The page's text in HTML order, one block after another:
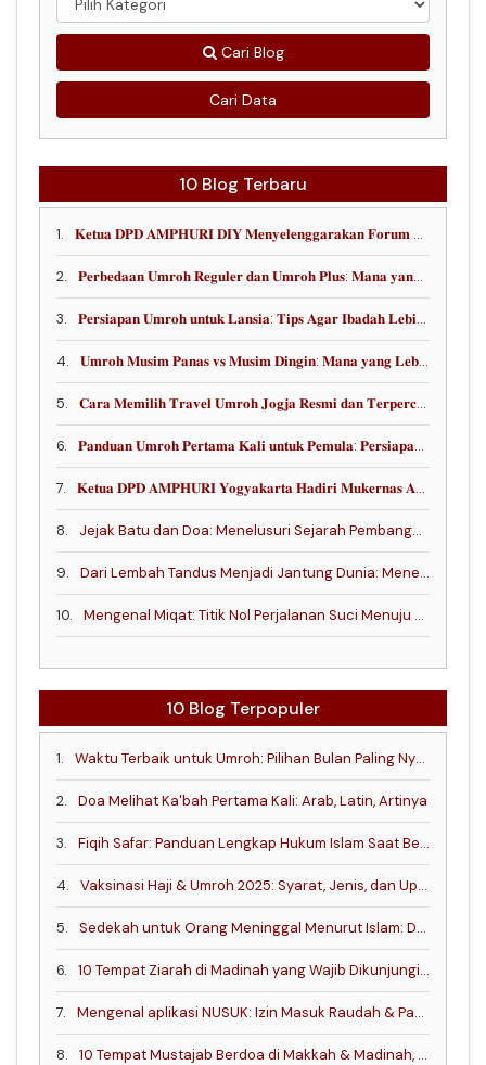
Cari Blog
Cari Data
10 Blog Terbaru
1. 𝐊𝐞𝐭𝐮𝐚 𝐃𝐏𝐃 𝐀𝐌𝐏𝐇𝐔𝐑𝐈 𝐃𝐈𝐘 𝐌𝐞𝐧𝐲𝐞𝐥𝐞𝐧𝐠𝐠𝐚𝐫𝐚𝐤𝐚𝐧 𝐅𝐨𝐫𝐮𝐦 𝐏𝐞𝐧𝐠𝐮𝐚𝐭𝐚𝐧 𝐄𝐤𝐨𝐬𝐢𝐬𝐭𝐞𝐦 𝐔𝐦𝐫𝐚𝐡, 𝐒𝐨𝐬𝐢𝐚𝐥𝐢𝐬𝐚𝐬𝐢 𝐒𝐀𝐁𝐇, 𝐝𝐚𝐧 𝐎𝐩𝐭𝐢𝐦𝐚𝐥𝐢𝐬𝐚𝐬𝐢 𝐃𝐢𝐫𝐞𝐜𝐭 𝐅𝐥𝐢𝐠𝐡𝐭 𝐋𝐢𝐨𝐧 𝐀𝐢𝐫 𝐘𝐈𝐀 - 𝐉𝐞𝐝𝐝𝐚𝐡
2. 𝐏𝐞𝐫𝐛𝐞𝐝𝐚𝐚𝐧 𝐔𝐦𝐫𝐨𝐡 𝐑𝐞𝐠𝐮𝐥𝐞𝐫 𝐝𝐚𝐧 𝐔𝐦𝐫𝐨𝐡 𝐏𝐥𝐮𝐬: 𝐌𝐚𝐧𝐚 𝐲𝐚𝐧𝐠 𝐋𝐞𝐛𝐢𝐡 𝐒𝐞𝐬𝐮𝐚𝐢 𝐮𝐧𝐭𝐮𝐤 𝐀𝐧𝐝𝐚?
3. 𝐏𝐞𝐫𝐬𝐢𝐚𝐩𝐚𝐧 𝐔𝐦𝐫𝐨𝐡 𝐮𝐧𝐭𝐮𝐤 𝐋𝐚𝐧𝐬𝐢𝐚: 𝐓𝐢𝐩𝐬 𝐀𝐠𝐚𝐫 𝐈𝐛𝐚𝐝𝐚𝐡 𝐋𝐞𝐛𝐢𝐡 𝐀𝐦𝐚𝐧, 𝐍𝐲𝐚𝐦𝐚𝐧, 𝐝𝐚𝐧 𝐊𝐡𝐮𝐬𝐲𝐮𝐤
4. 𝐔𝐦𝐫𝐨𝐡 𝐌𝐮𝐬𝐢𝐦 𝐏𝐚𝐧𝐚𝐬 𝐯𝐬 𝐌𝐮𝐬𝐢𝐦 𝐃𝐢𝐧𝐠𝐢𝐧: 𝐌𝐚𝐧𝐚 𝐲𝐚𝐧𝐠 𝐋𝐞𝐛𝐢𝐡 𝐂𝐨𝐜𝐨𝐤?
5. 𝐂𝐚𝐫𝐚 𝐌𝐞𝐦𝐢𝐥𝐢𝐡 𝐓𝐫𝐚𝐯𝐞𝐥 𝐔𝐦𝐫𝐨𝐡 𝐉𝐨𝐠𝐣𝐚 𝐑𝐞𝐬𝐦𝐢 𝐝𝐚𝐧 𝐓𝐞𝐫𝐩𝐞𝐫𝐜𝐚𝐲𝐚
6. 𝐏𝐚𝐧𝐝𝐮𝐚𝐧 𝐔𝐦𝐫𝐨𝐡 𝐏𝐞𝐫𝐭𝐚𝐦𝐚 𝐊𝐚𝐥𝐢 𝐮𝐧𝐭𝐮𝐤 𝐏𝐞𝐦𝐮𝐥𝐚: 𝐏𝐞𝐫𝐬𝐢𝐚𝐩𝐚𝐧 𝐋𝐞𝐧𝐠𝐤𝐚𝐩 𝐀𝐠𝐚𝐫 𝐈𝐛𝐚𝐝𝐚𝐡 𝐋𝐞𝐛𝐢𝐡 𝐓𝐞𝐧𝐚𝐧𝐠 𝐝𝐚𝐧 𝐊𝐡𝐮𝐬𝐲𝐮𝐤
7. 𝐊𝐞𝐭𝐮𝐚 𝐃𝐏𝐃 𝐀𝐌𝐏𝐇𝐔𝐑𝐈 𝐘𝐨𝐠𝐲𝐚𝐤𝐚𝐫𝐭𝐚 𝐇𝐚𝐝𝐢𝐫𝐢 𝐌𝐮𝐤𝐞𝐫𝐧𝐚𝐬 𝐀𝐌𝐏𝐇𝐔𝐑𝐈 𝟐𝟎𝟐𝟔 𝐝𝐢 𝐏𝐚𝐥𝐞𝐦𝐛𝐚𝐧𝐠, 𝐖𝐮𝐣𝐮𝐝 𝐊𝐨𝐦𝐢𝐭𝐦𝐞𝐧 𝐋𝐚 𝐫𝐚𝐢𝐛𝐚 𝐝𝐚𝐥𝐚𝐦 𝐌𝐞𝐧𝐢𝐧𝐠𝐤𝐚𝐭𝐤𝐚𝐧 𝐏𝐞𝐥𝐚𝐲𝐚𝐧𝐚𝐧 𝐉𝐚𝐦𝐚𝐚𝐡
8. Jejak Batu dan Doa: Menelusuri Sejarah Pembangunan Kakbah oleh Nabi Ibrahim
9. Dari Lembah Tandus Menjadi Jantung Dunia: Menelusuri Jejak Sejarah Makkah
10. Mengenal Miqat: Titik Nol Perjalanan Suci Menuju Baitullah
10 Blog Terpopuler
1. Waktu Terbaik untuk Umroh: Pilihan Bulan Paling Nyaman dan Penuh Keutamaan
2. Doa Melihat Ka'bah Pertama Kali: Arab, Latin, Artinya
3. Fiqih Safar: Panduan Lengkap Hukum Islam Saat Bepergian
4. Vaksinasi Haji & Umroh 2025: Syarat, Jenis, dan Update Terbaru!
5. Sedekah untuk Orang Meninggal Menurut Islam: Dalil, Niat, dan Tata Caranya
6. 10 Tempat Ziarah di Madinah yang Wajib Dikunjungi Jemaah Haji dan Umrah
7. Mengenal aplikasi NUSUK: Izin Masuk Raudah & Panduan Kunjungan ke Arab Saudi.
8. 10 Tempat Mustajab Berdoa di Makkah & Madinah, Berdasarkan Hadis dan Sejarah